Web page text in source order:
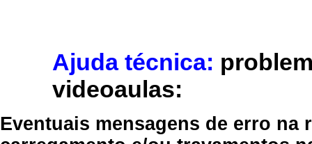
Ajuda técnica:
videoaulas:
Eventuais mensagens de erro